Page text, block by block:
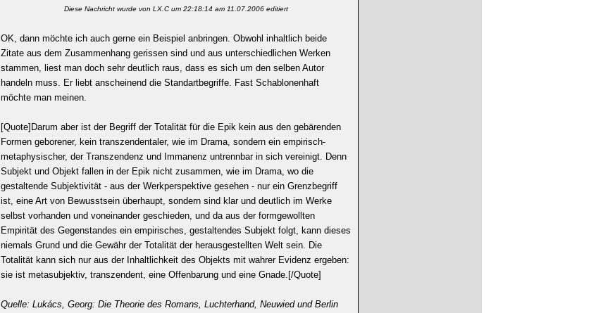
Diese Nachricht wurde von LX.C um 22:18:14 am 11.07.2006 editiert
OK, dann möchte ich auch gerne ein Beispiel anbringen. Obwohl inhaltlich beide
Zitate aus dem Zusammenhang gerissen sind und aus unterschiedlichen Werken
stammen, liest man doch sehr deutlich raus, dass es sich um den selben Autor
handeln muss. Er liebt anscheinend die Standartbegriffe. Fast Schablonenhaft
möchte man meinen.
[Quote]Darum aber ist der Begriff der Totalität für die Epik kein aus den gebärenden
Formen geborener, kein transzendentaler, wie im Drama, sondern ein empirisch-
metaphysischer, der Transzendenz und Immanenz untrennbar in sich vereinigt. Denn
Subjekt und Objekt fallen in der Epik nicht zusammen, wie im Drama, wo die
gestaltende Subjektivität - aus der Werkperspektive gesehen - nur ein Grenzbegriff
ist, eine Art von Bewusstsein überhaupt, sondern sind klar und deutlich im Werke
selbst vorhanden und voneinander geschieden, und da aus der formgewollten
Empirität des Gegenstandes ein empirisches, gestaltendes Subjekt folgt, kann dieses
niemals Grund und die Gewähr der Totalität der herausgestellten Welt sein. Die
Totalität kann sich nur aus der Inhaltlichkeit des Objekts mit wahrer Evidenz ergeben:
sie ist metasubjektiv, transzendent, eine Offenbarung und eine Gnade.[/Quote]
Quelle: Lukács, Georg: Die Theorie des Romans, Luchterhand, Neuwied und Berlin